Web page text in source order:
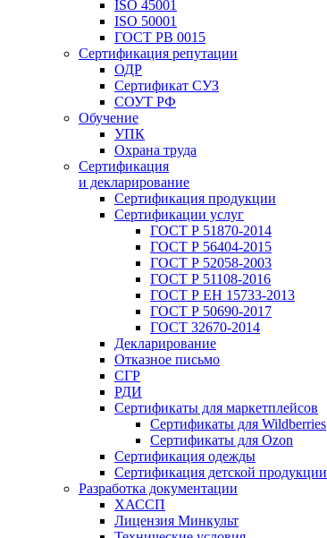
ISO 45001
ISO 50001
ГОСТ РВ 0015
Сертификация репутации
ОДР
Сертификат СУЗ
СОУТ РФ
Обучение
УПК
Охрана труда
Сертификация
и декларирование
Сертификация продукции
Сертификации услуг
ГОСТ Р 51870-2014
ГОСТ Р 56404-2015
ГОСТ Р 52058-2003
ГОСТ Р 51108-2016
ГОСТ Р ЕН 15733-2013
ГОСТ Р 50690-2017
ГОСТ 32670-2014
Декларирование
Отказное письмо
СГР
РДИ
Сертификаты для маркетплейсов
Сертификаты для Wildberries
Сертификаты для Ozon
Сертификация одежды
Сертификация детской продукции
Разработка документации
ХАССП
Лицензия Минкульт